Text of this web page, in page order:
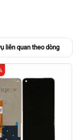
liên quan theo dòng